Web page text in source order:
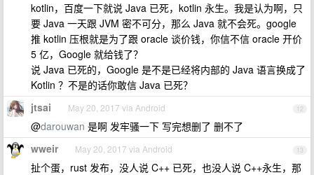
kotlin，百度一下就说 Java 已死，kotlin 永生。我是认为啊，只
要 Java 一天跟 JVM 密不可分，那么 Java 就不会死。google
推 kotlin 压根就是为了跟 oracle 谈价钱，你信不信 oracle 开价
5 亿，Google 就给钱了？
说 Java 已死的，Google 是不是已经将内部的 Java 语言换成了
Kotlin ？不是的话你敢信 Java 已死？
12
jtsai May 20, 2017 via Android
@darouwan 是啊 发牢骚一下 写完想删了 删不了
13
wweir May 20, 2017 via Android
扯个蛋，rust 发布，没人说 C++ 已死，也没人说 C++永生，那